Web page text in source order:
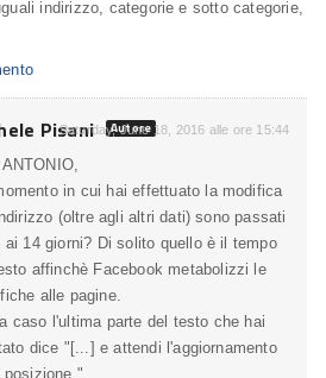
indirizzo, categorie e sotto categorie,
Pisani Autore
Saturday, June 18, 2016 alle ore 15:44
in cui hai effettuato la modifica
(oltre agli altri dati) sono passati
ai 14 giorni? Di solito quello è il tempo
affinchè Facebook metabolizzi le
alle pagine.
caso l'ultima parte del testo che hai
dice "[...] e attendi l'aggiornamento
posizione.".